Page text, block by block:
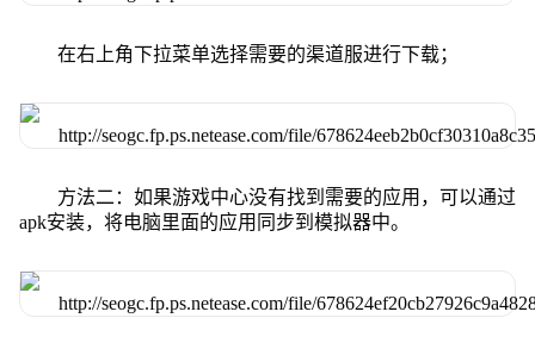
在右上角下拉菜单选择需要的渠道服进行下载；
方法二：如果游戏中心没有找到需要的应用，可以通过
apk安装，将电脑里面的应用同步到模拟器中。